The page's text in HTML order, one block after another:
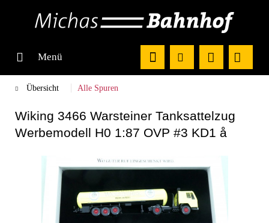
Menü
Übersicht Alle Spuren
Wiking 3466 Warsteiner Tanksattelzug
Werbemodell H0 1:87 OVP #3 KD1 å